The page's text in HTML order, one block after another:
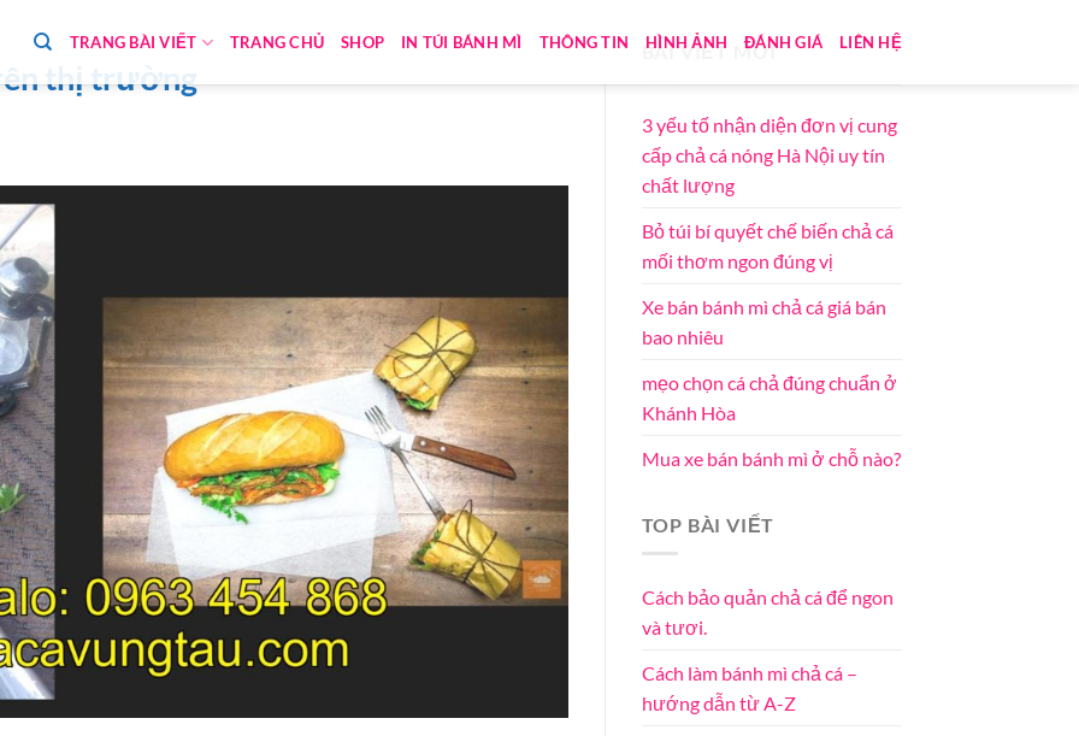
TRANG BÀI VIẾT TRANG CHỦ SHOP IN TÚI BÁNH MÌ THÔNG TIN HÌNH ẢNH ĐÁNH GIÁ LIÊN HỆ
thị trường
BÀI VIẾT MỚI
3 yếu tố nhận diện đơn vị cung
cấp chả cá nóng Hà Nội uy tín
chất lượng
Bỏ túi bí quyết chế biến chả cá
mối thơm ngon đúng vị
Xe bán bánh mì chả cá giá bán
bao nhiêu
mẹo chọn cá chả đúng chuẩn ở
Khánh Hòa
Mua xe bán bánh mì ở chỗ nào?
TOP BÀI VIẾT
Cách bảo quản chả cá để ngon
và tươi.
Cách làm bánh mì chả cá –
hướng dẫn từ A-Z